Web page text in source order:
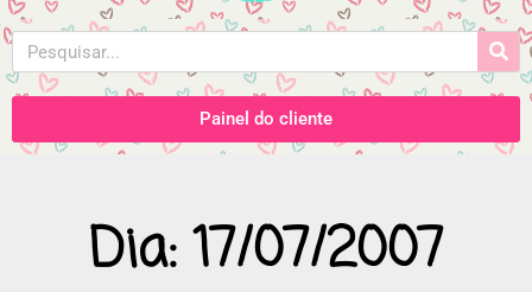
Painel do cliente
Dia: 17/07/2007